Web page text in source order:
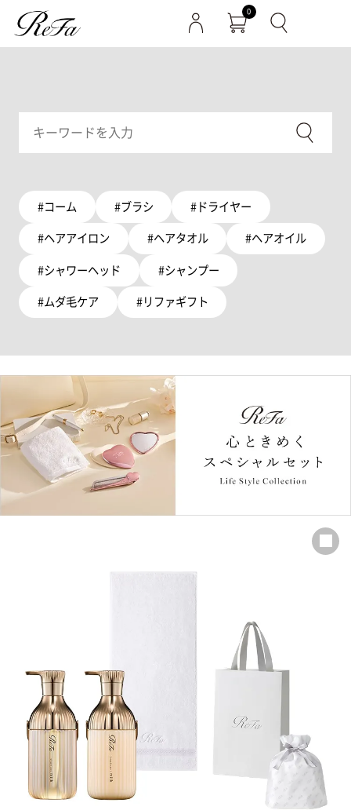
0
#コーム #ブラシ #ドライヤー
#ヘアアイロン #ヘアタオル #ヘアオイル
#シャワーヘッド #シャンプー
#ムダ毛ケア #リファギフト